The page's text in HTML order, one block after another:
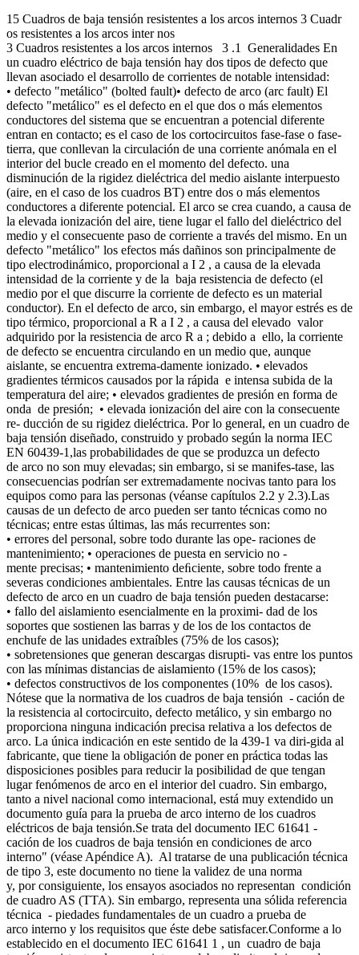
15 Cuadros de baja tensión resistentes a los arcos internos 3 Cuadr
os resistentes a los arcos inter nos
3 Cuadros resistentes a los arcos internos 3 .1 Generalidades En
un cuadro eléctrico de baja tensión hay dos tipos de defecto que
llevan asociado el desarrollo de corrientes de notable intensidad:
• defecto "metálico" (bolted fault)• defecto de arco (arc fault) El
defecto "metálico" es el defecto en el que dos o más elementos
conductores del sistema que se encuentran a potencial diferente
entran en contacto; es el caso de los cortocircuitos fase-fase o fase-
tierra, que conllevan la circulación de una corriente anómala en el
interior del bucle creado en el momento del defecto. una
disminución de la rigidez dieléctrica del medio aislante interpuesto
(aire, en el caso de los cuadros BT) entre dos o más elementos
conductores a diferente potencial. El arco se crea cuando, a causa de
la elevada ionización del aire, tiene lugar el fallo del dieléctrico del
medio y el consecuente paso de corriente a través del mismo. En un
defecto "metálico" los efectos más dañinos son principalmente de
tipo electrodinámico, proporcional a I 2 , a causa de la elevada
intensidad de la corriente y de la baja resistencia de defecto (el
medio por el que discurre la corriente de defecto es un material
conductor). En el defecto de arco, sin embargo, el mayor estrés es de
tipo térmico, proporcional a R a I 2 , a causa del elevado valor
adquirido por la resistencia de arco R a ; debido a ello, la corriente
de defecto se encuentra circulando en un medio que, aunque
aislante, se encuentra extrema-damente ionizado. • elevados
gradientes térmicos causados por la rápida e intensa subida de la
temperatura del aire; • elevados gradientes de presión en forma de
onda de presión; • elevada ionización del aire con la consecuente
re- ducción de su rigidez dieléctrica. Por lo general, en un cuadro de
baja tensión diseñado, construido y probado según la norma IEC
EN 60439-1,las probabilidades de que se produzca un defecto
de arco no son muy elevadas; sin embargo, si se manifes-tase, las
consecuencias podrían ser extremadamente nocivas tanto para los
equipos como para las personas (véanse capítulos 2.2 y 2.3).Las
causas de un defecto de arco pueden ser tanto técnicas como no
técnicas; entre estas últimas, las más recurrentes son:
• errores del personal, sobre todo durante las ope- raciones de
mantenimiento; • operaciones de puesta en servicio no -
mente precisas; • mantenimiento deﬁciente, sobre todo frente a
severas condiciones ambientales. Entre las causas técnicas de un
defecto de arco en un cuadro de baja tensión pueden destacarse:
• fallo del aislamiento esencialmente en la proximi- dad de los
soportes que sostienen las barras y de los de los contactos de
enchufe de las unidades extraíbles (75% de los casos);
• sobretensiones que generan descargas disrupti- vas entre los puntos
con las mínimas distancias de aislamiento (15% de los casos);
• defectos constructivos de los componentes (10% de los casos).
Nótese que la normativa de los cuadros de baja tensión - cación de
la resistencia al cortocircuito, defecto metálico, y sin embargo no
proporciona ninguna indicación precisa relativa a los defectos de
arco. La única indicación en este sentido de la 439-1 va diri-gida al
fabricante, que tiene la obligación de poner en práctica todas las
disposiciones posibles para reducir la posibilidad de que tengan
lugar fenómenos de arco en el interior del cuadro. Sin embargo,
tanto a nivel nacional como internacional, está muy extendido un
documento guía para la prueba de arco interno de los cuadros
eléctricos de baja tensión.Se trata del documento IEC 61641 -
cación de los cuadros de baja tensión en condiciones de arco
interno" (véase Apéndice A). Al tratarse de una publicación técnica
de tipo 3, este documento no tiene la validez de una norma
y, por consiguiente, los ensayos asociados no representan condición
de cuadro AS (TTA). Sin embargo, representa una sólida referencia
técnica - piedades fundamentales de un cuadro a prueba de
arco interno y los requisitos que éste debe satisfacer.Conforme a lo
establecido en el documento IEC 61641 1 , un cuadro de baja